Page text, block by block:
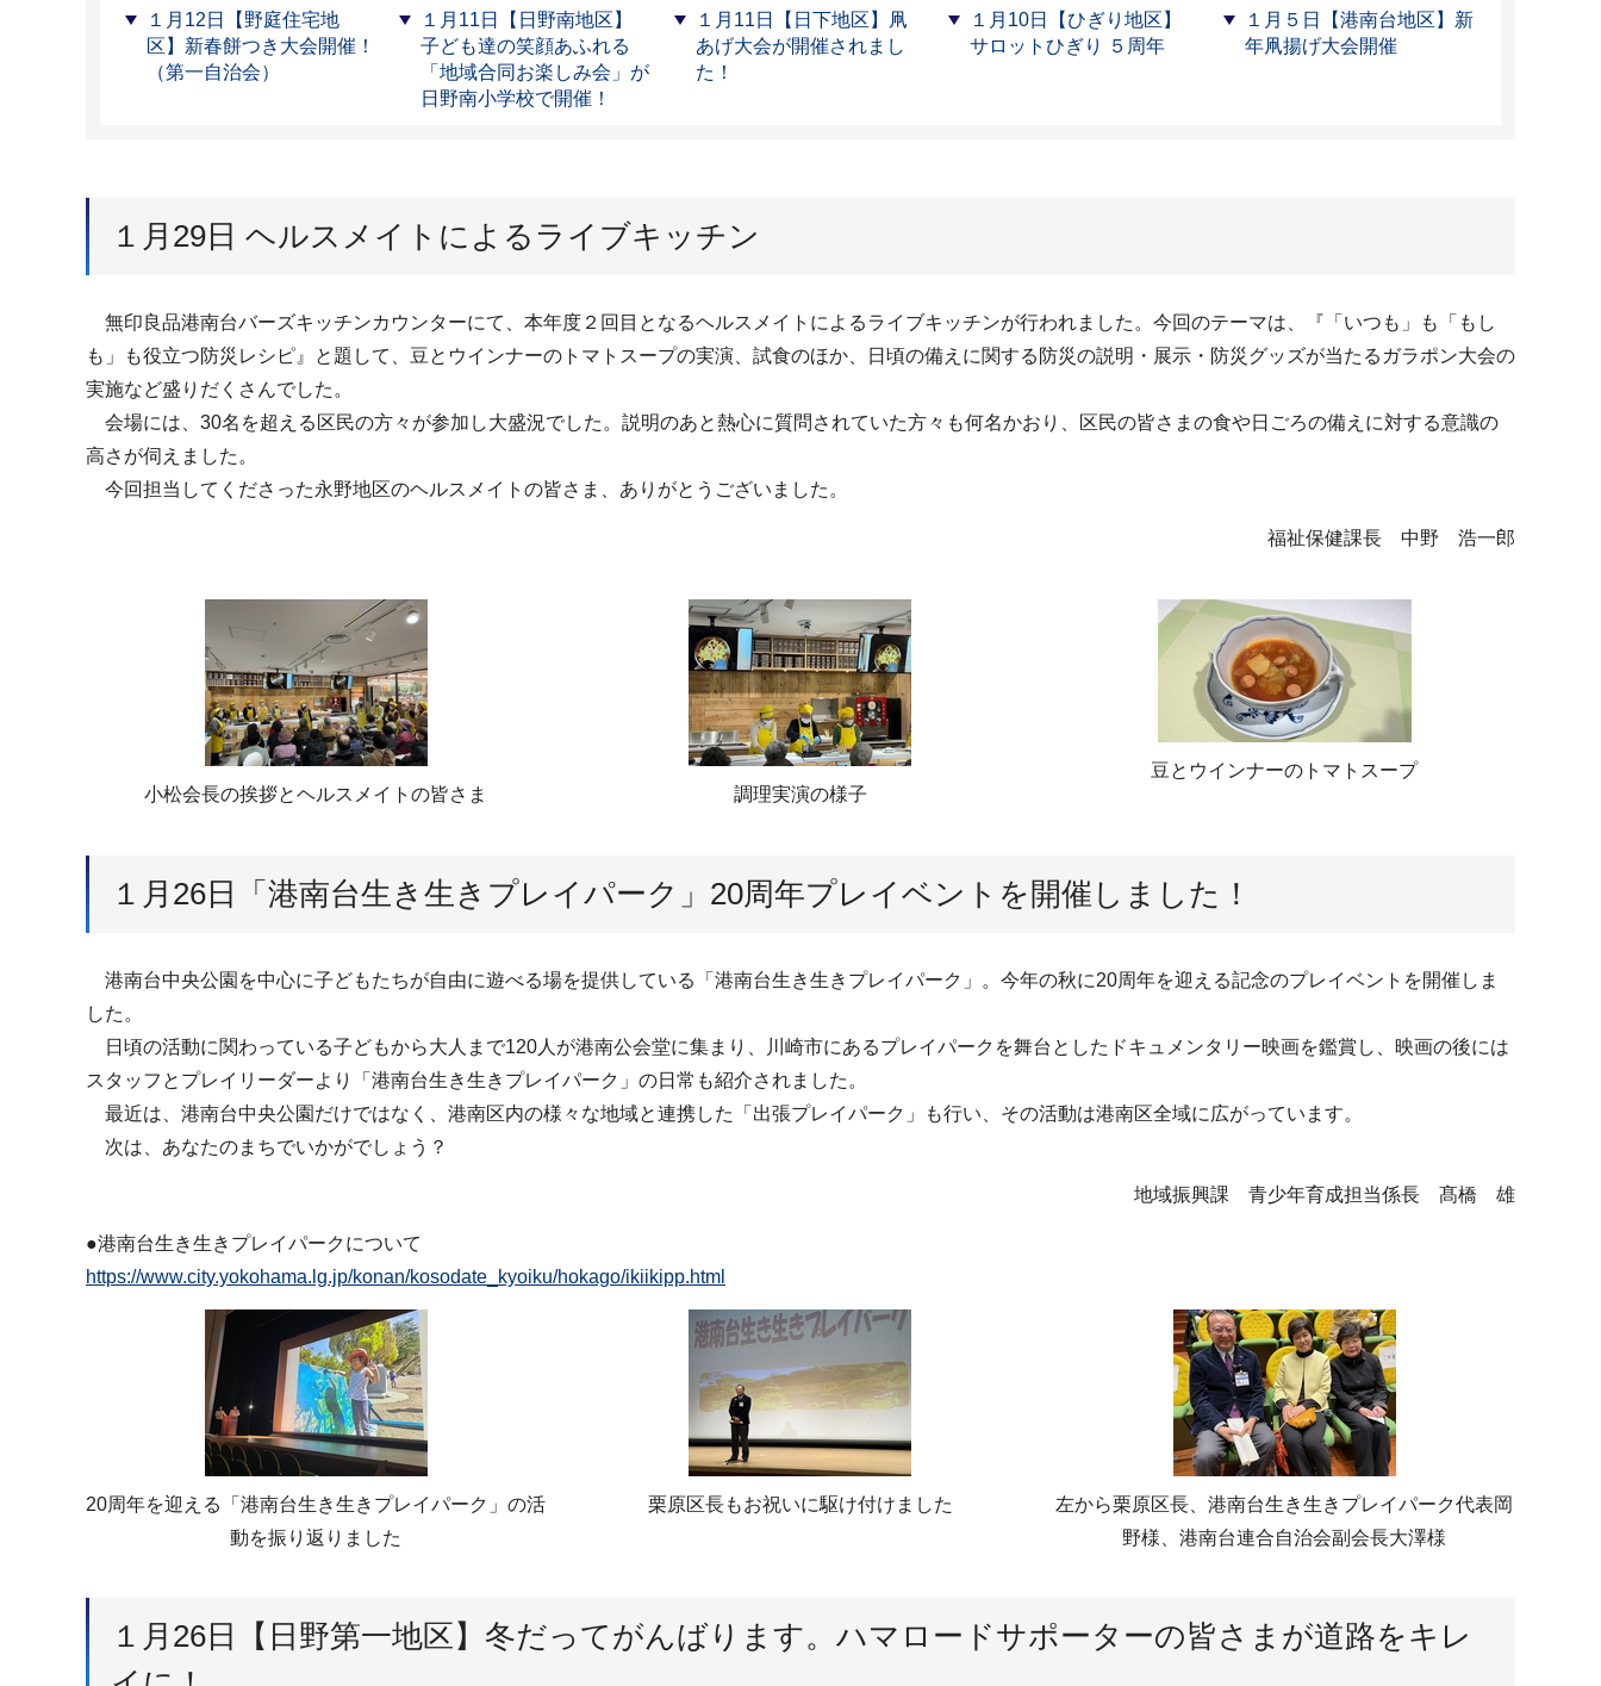
１月12日【野庭住宅地
区】新春餅つき大会開催！
（第一自治会）
１月11日【日野南地区】
子ども達の笑顔あふれる
「地域合同お楽しみ会」が
日野南小学校で開催！
１月11日【日下地区】凧
あげ大会が開催されまし
た！
１月10日【ひぎり地区】
サロットひぎり ５周年
１月５日【港南台地区】新
年凧揚げ大会開催
１月29日 ヘルスメイトによるライブキッチン
無印良品港南台バーズキッチンカウンターにて、本年度２回目となるヘルスメイトによるライブキッチンが行われました。今回のテーマは、『「いつも」も「もし
も」も役立つ防災レシピ』と題して、豆とウインナーのトマトスープの実演、試食のほか、日頃の備えに関する防災の説明・展示・防災グッズが当たるガラポン大会の
実施など盛りだくさんでした。
会場には、30名を超える区民の方々が参加し大盛況でした。説明のあと熱心に質問されていた方々も何名かおり、区民の皆さまの食や日ごろの備えに対する意識の
高さが伺えました。
今回担当してくださった永野地区のヘルスメイトの皆さま、ありがとうございました。
福祉保健課長 中野 浩一郎
小松会長の挨拶とヘルスメイトの皆さま 調理実演の様子
豆とウインナーのトマトスープ
１月26日「港南台生き生きプレイパーク」20周年プレイベントを開催しました！
港南台中央公園を中心に子どもたちが自由に遊べる場を提供している「港南台生き生きプレイパーク」。今年の秋に20周年を迎える記念のプレイベントを開催しま
した。
日頃の活動に関わっている子どもから大人まで120人が港南公会堂に集まり、川崎市にあるプレイパークを舞台としたドキュメンタリー映画を鑑賞し、映画の後には
スタッフとプレイリーダーより「港南台生き生きプレイパーク」の日常も紹介されました。
最近は、港南台中央公園だけではなく、港南区内の様々な地域と連携した「出張プレイパーク」も行い、その活動は港南区全域に広がっています。
次は、あなたのまちでいかがでしょう？
地域振興課 青少年育成担当係長 髙橋 雄
●港南台生き生きプレイパークについて
https://www.city.yokohama.lg.jp/konan/kosodate_kyoiku/hokago/ikiikipp.html
20周年を迎える「港南台生き生きプレイパーク」の活
動を振り返りました
栗原区長もお祝いに駆け付けました
左から栗原区長、港南台生き生きプレイパーク代表岡
野様、港南台連合自治会副会長大澤様
１月26日【日野第一地区】冬だってがんばります。ハマロードサポーターの皆さまが道路をキレ